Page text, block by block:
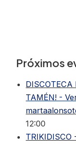
Próximos
DISCOTECA
TAMÉN! -
12:00
TRIKIDISCO